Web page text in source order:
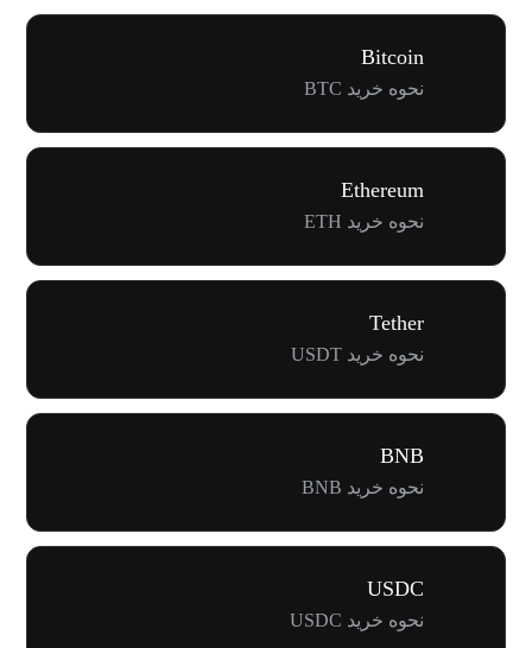
Bitcoin
نحوه خرید BTC
Ethereum
نحوه خرید ETH
Tether
نحوه خرید USDT
BNB
نحوه خرید BNB
USDC
نحوه خرید USDC